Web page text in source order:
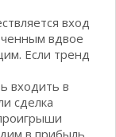
вход
вдвое
Если тренд
входить в
сделка